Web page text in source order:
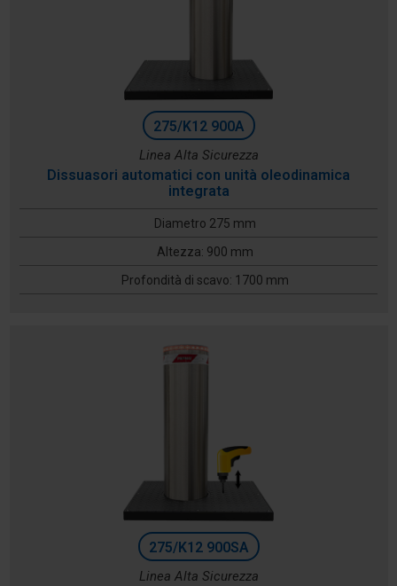
275/K12 900A
Linea Alta Sicurezza
Dissuasori automatici con unità oleodinamica
integrata
Diametro 275 mm
Altezza: 900 mm
Profondità di scavo: 1700 mm
275/K12 900SA
Linea Alta Sicurezza